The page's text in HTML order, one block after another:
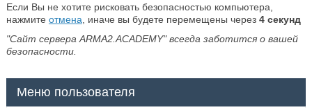
Если Вы не хотите рисковать безопасностью компьютера,
нажмите отмена , иначе вы будете перемещены через 4секунд
"Сайт сервера ARMA2.ACADEMY" всегда заботится о вашей
безопасности.
Меню пользователя